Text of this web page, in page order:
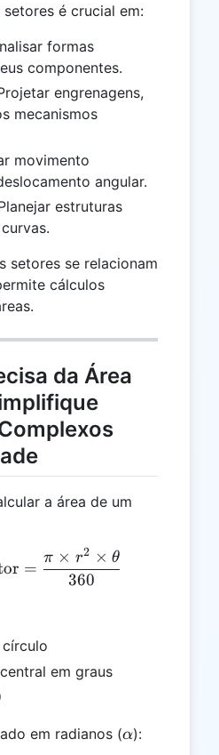
é crucial em:
formas
componentes.
engrenagens,
mecanismos
movimento
angular.
estruturas
setores se relacionam
cálculos
da Área
a área de um
\text{Área do Setor} =
=
360
π × r2 × θ
em graus
em radianos (\alpha
α):